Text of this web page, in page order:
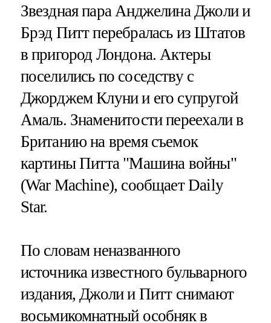
Звездная пара Анджелина Джоли и
Брэд Питт перебралась из Штатов
в пригород Лондона. Актеры
поселились по соседству с
Джорджем Клуни и его супругой
Амаль. Знаменитости переехали в
Британию на время съемок
картины Питта "Машина войны"
(War Machine), сообщает Daily
Star.
По словам неназванного
источника известного бульварного
издания, Джоли и Питт снимают
восьмикомнатный особняк в